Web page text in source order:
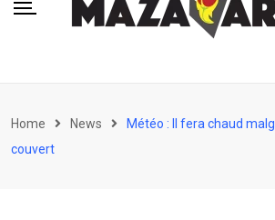
Home News
Météo : Il fera chaud
couvert